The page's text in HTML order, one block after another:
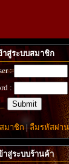
าสู่ระบบสมาชิก
:
:
มาชิก|ลืมรหัสผ่าน
าสู่ระบบร้านค้า